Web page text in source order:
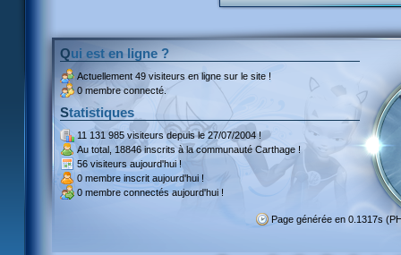
Qui est en ligne ?
Actuellement 49 visiteurs en ligne sur le site !
0 membre connecté.
Statistiques
11 131 985 visiteursdepuis le 27/07/2004 !
Au total, 18846 inscritsà la communauté Carthage !
56 visiteurs aujourd'hui !
0 membre inscrit aujourd'hui !
0 membre connectés aujourd'hui !
Page générée en 0.1317s